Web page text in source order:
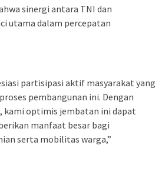
sinergi antara TNI dan
utama dalam percepatan
partisipasi aktif masyarakat yang
pembangunan ini. Dengan
kami optimis jembatan ini dapat
manfaat besar bagi
serta mobilitas warga,”